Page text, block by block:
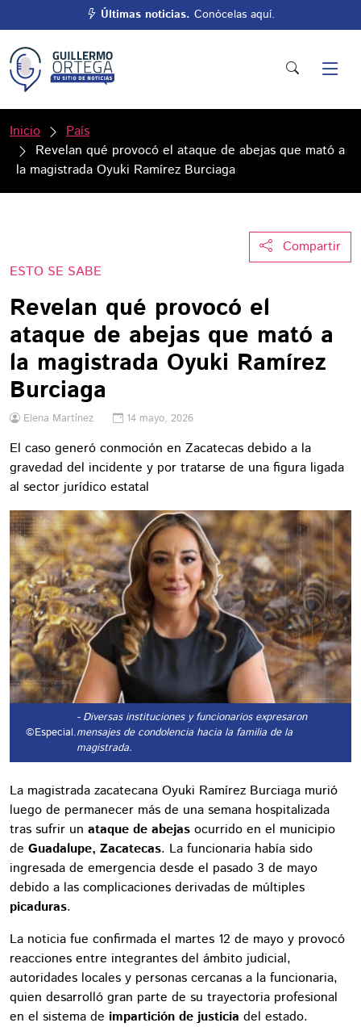
Últimas noticias. Conócelas aquí.
Inicio
País
Revelan qué provocó el ataque de abejas que mató a
la magistrada Oyuki Ramírez Burciaga
Compartir
ESTO SE SABE
Revelan qué provocó el
ataque de abejas que mató a
la magistrada Oyuki Ramírez
Burciaga
Elena Martínez 14 mayo, 2026
El caso generó conmoción en Zacatecas debido a la
gravedad del incidente y por tratarse de una figura ligada
al sector jurídico estatal
©Especial.
- Diversas instituciones y funcionarios expresaron
mensajes de condolencia hacia la familia de la
magistrada.
La magistrada zacatecana Oyuki Ramírez Burciaga murió
luego de permanecer más de una semana hospitalizada
tras sufrir un ataque de abejas ocurrido en el municipio
de Guadalupe, Zacatecas. La funcionaria había sido
ingresada de emergencia desde el pasado 3 de mayo
debido a las complicaciones derivadas de múltiples
picaduras.
La noticia fue confirmada el martes 12 de mayo y provocó
reacciones entre integrantes del ámbito judicial,
autoridades locales y personas cercanas a la funcionaria,
quien desarrolló gran parte de su trayectoria profesional
en el sistema de impartición de justicia del estado.